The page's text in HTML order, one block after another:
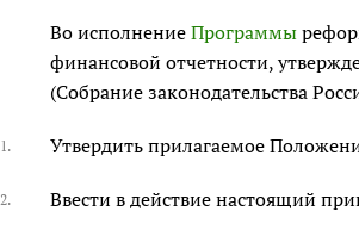
Во исполнениеПрограммы
финансовой отчетности,
(Собрание законодательства
1. Утвердить прилагаемое
2. Ввести в действие настоящий